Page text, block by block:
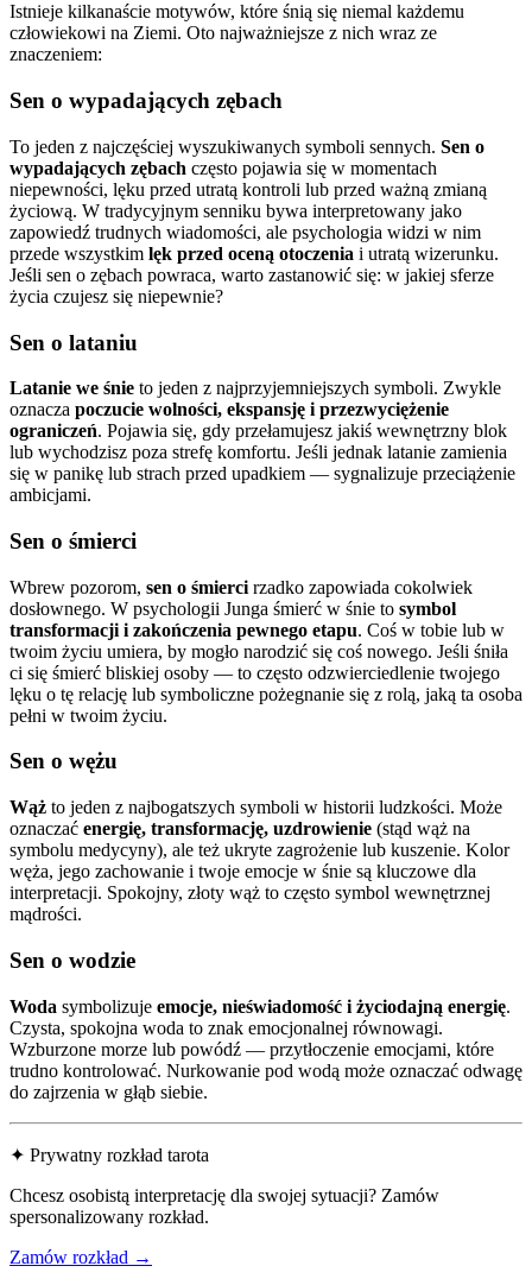
Istnieje kilkanaście motywów, które śnią się niemal każdemu
człowiekowi na Ziemi. Oto najważniejsze z nich wraz ze
znaczeniem:
Sen o wypadających zębach
To jeden z najczęściej wyszukiwanych symboli sennych. Sen o
wypadających zębach często pojawia się w momentach
niepewności, lęku przed utratą kontroli lub przed ważną zmianą
życiową. W tradycyjnym senniku bywa interpretowany jako
zapowiedź trudnych wiadomości, ale psychologia widzi w nim
przede wszystkim lęk przed oceną otoczenia i utratą wizerunku.
Jeśli sen o zębach powraca, warto zastanowić się: w jakiej sferze
życia czujesz się niepewnie?
Sen o lataniu
Latanie we śnie to jeden z najprzyjemniejszych symboli. Zwykle
oznacza poczucie wolności, ekspansję i przezwyciężenie
ograniczeń. Pojawia się, gdy przełamujesz jakiś wewnętrzny blok
lub wychodzisz poza strefę komfortu. Jeśli jednak latanie zamienia
się w panikę lub strach przed upadkiem — sygnalizuje przeciążenie
ambicjami.
Sen o śmierci
Wbrew pozorom, sen o śmierci rzadko zapowiada cokolwiek
dosłownego. W psychologii Junga śmierć w śnie to symbol
transformacji i zakończenia pewnego etapu. Coś w tobie lub w
twoim życiu umiera, by mogło narodzić się coś nowego. Jeśli śniła
ci się śmierć bliskiej osoby — to często odzwierciedlenie twojego
lęku o tę relację lub symboliczne pożegnanie się z rolą, jaką ta osoba
pełni w twoim życiu.
Sen o wężu
Wąż to jeden z najbogatszych symboli w historii ludzkości. Może
oznaczać energię, transformację, uzdrowienie (stąd wąż na
symbolu medycyny), ale też ukryte zagrożenie lub kuszenie. Kolor
węża, jego zachowanie i twoje emocje w śnie są kluczowe dla
interpretacji. Spokojny, złoty wąż to często symbol wewnętrznej
mądrości.
Sen o wodzie
Woda symbolizuje emocje, nieświadomość i życiodajną energię.
Czysta, spokojna woda to znak emocjonalnej równowagi.
Wzburzone morze lub powódź — przytłoczenie emocjami, które
trudno kontrolować. Nurkowanie pod wodą może oznaczać odwagę
do zajrzenia w głąb siebie.
✦ Prywatny rozkład tarota
Chcesz osobistą interpretację dla swojej sytuacji? Zamów
spersonalizowany rozkład.
Zamów rozkład →